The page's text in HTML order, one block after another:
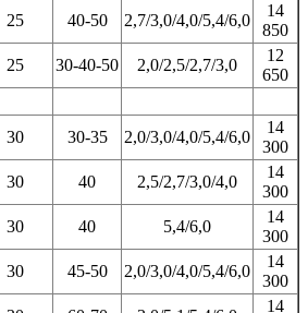
25 40-50 2,7/3,0/4,0/5,4/6,0
14
850
25 30-40-50 2,0/2,5/2,7/3,0
12
650
30 30-35 2,0/3,0/4,0/5,4/6,0
14
300
30 40 2,5/2,7/3,0/4,0
14
300
30 40 5,4/6,0
14
300
30 45-50 2,0/3,0/4,0/5,4/6,0
14
300
14